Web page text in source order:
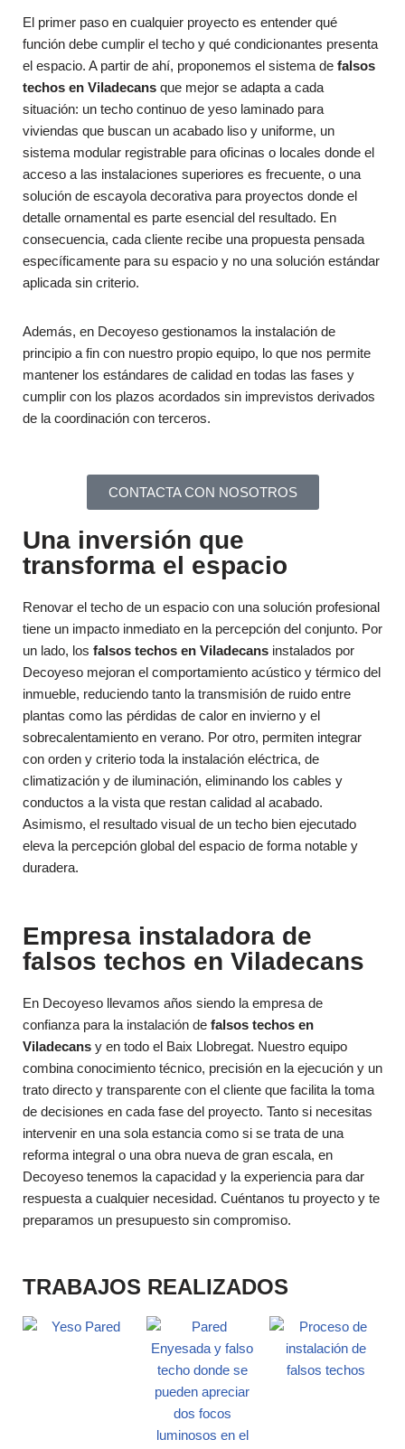
El primer paso en cualquier proyecto es entender qué
función debe cumplir el techo y qué condicionantes presenta
el espacio. A partir de ahí, proponemos el sistema de falsos
techos en Viladecans que mejor se adapta a cada
situación: un techo continuo de yeso laminado para
viviendas que buscan un acabado liso y uniforme, un
sistema modular registrable para oficinas o locales donde el
acceso a las instalaciones superiores es frecuente, o una
solución de escayola decorativa para proyectos donde el
detalle ornamental es parte esencial del resultado. En
consecuencia, cada cliente recibe una propuesta pensada
específicamente para su espacio y no una solución estándar
aplicada sin criterio.
Además, en Decoyeso gestionamos la instalación de
principio a fin con nuestro propio equipo, lo que nos permite
mantener los estándares de calidad en todas las fases y
cumplir con los plazos acordados sin imprevistos derivados
de la coordinación con terceros.
CONTACTA CON NOSOTROS
Una inversión que
transforma el espacio
Renovar el techo de un espacio con una solución profesional
tiene un impacto inmediato en la percepción del conjunto. Por
un lado, los falsos techos en Viladecans instalados por
Decoyeso mejoran el comportamiento acústico y térmico del
inmueble, reduciendo tanto la transmisión de ruido entre
plantas como las pérdidas de calor en invierno y el
sobrecalentamiento en verano. Por otro, permiten integrar
con orden y criterio toda la instalación eléctrica, de
climatización y de iluminación, eliminando los cables y
conductos a la vista que restan calidad al acabado.
Asimismo, el resultado visual de un techo bien ejecutado
eleva la percepción global del espacio de forma notable y
duradera.
Empresa instaladora de
falsos techos en Viladecans
En Decoyeso llevamos años siendo la empresa de
confianza para la instalación de falsos techos en
Viladecans y en todo el Baix Llobregat. Nuestro equipo
combina conocimiento técnico, precisión en la ejecución y un
trato directo y transparente con el cliente que facilita la toma
de decisiones en cada fase del proyecto. Tanto si necesitas
intervenir en una sola estancia como si se trata de una
reforma integral o una obra nueva de gran escala, en
Decoyeso tenemos la capacidad y la experiencia para dar
respuesta a cualquier necesidad. Cuéntanos tu proyecto y te
preparamos un presupuesto sin compromiso.
TRABAJOS REALIZADOS